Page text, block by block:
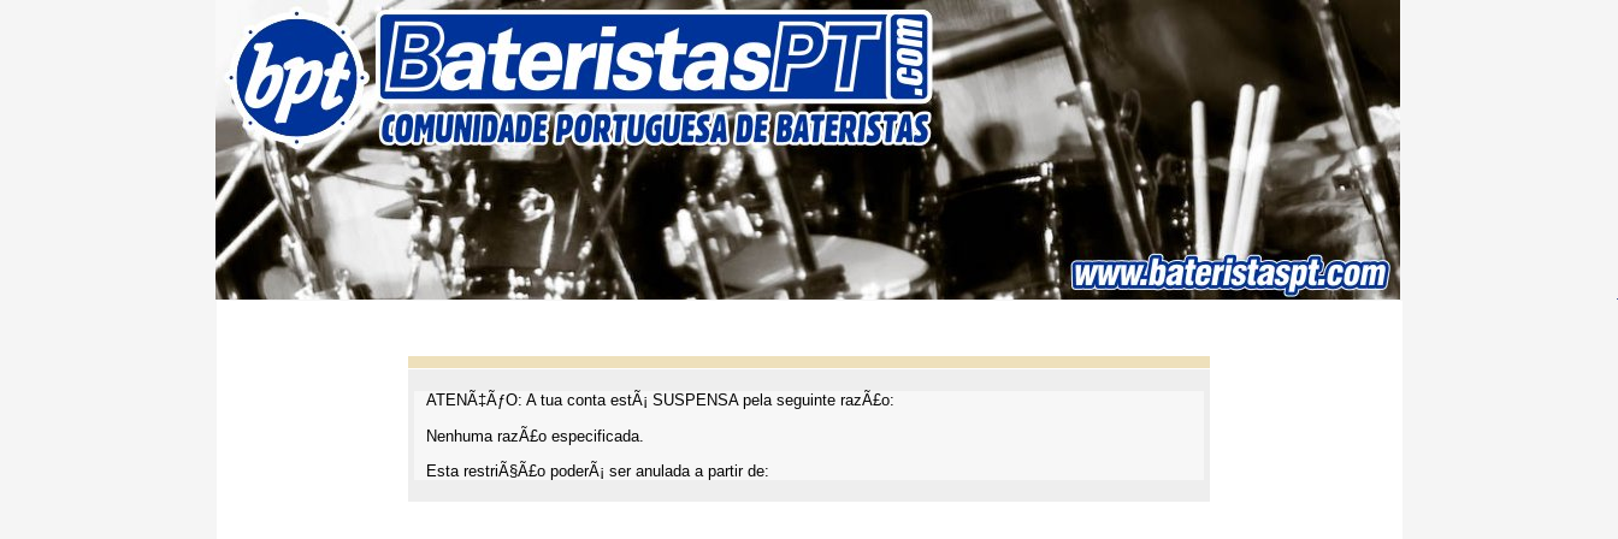
ATENÃ‡ÃƒO: A tua conta estÃ¡ SUSPENSA pela seguinte razÃ£o:
Nenhuma razÃ£o especificada.
Esta restriÃ§Ã£o poderÃ¡ ser anulada a partir de: